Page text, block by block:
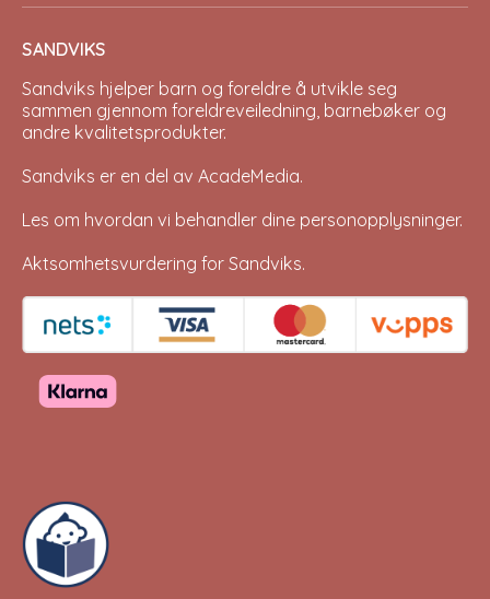
SANDVIKS
Sandviks hjelper barn og foreldre å utvikle seg
sammen gjennom foreldreveiledning, barnebøker og
andre kvalitetsprodukter.
Sandviks er en del av AcadeMedia.
Les om hvordan vi behandler dine personopplysninger.
Aktsomhetsvurdering for Sandviks.